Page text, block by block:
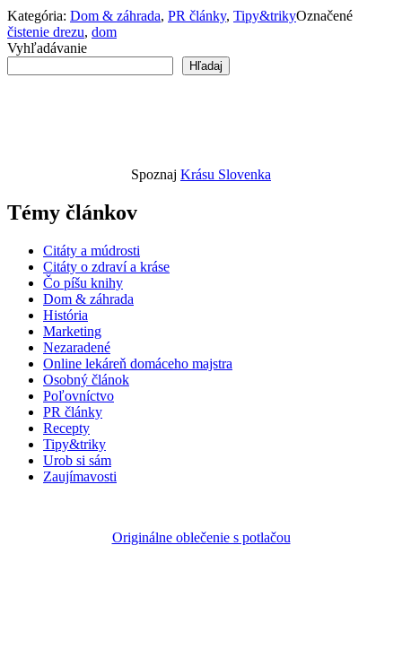
Kategória: Dom & záhrada, PR články, Tipy&trikyOznačené
čistenie drezu, dom
Vyhľadávanie
Hľadaj
Spoznaj Krásu Slovenka
Témy článkov
Citáty a múdrosti
Citáty o zdraví a kráse
Čo píšu knihy
Dom & záhrada
História
Marketing
Nezaradené
Online lekáreň domáceho majstra
Osobný článok
Poľovníctvo
PR články
Recepty
Tipy&triky
Urob si sám
Zaujímavosti
Originálne oblečenie s potlačou